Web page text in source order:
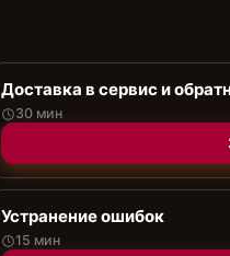
Доставка в сервис и
30 мин
Устранение ошибок
15 мин